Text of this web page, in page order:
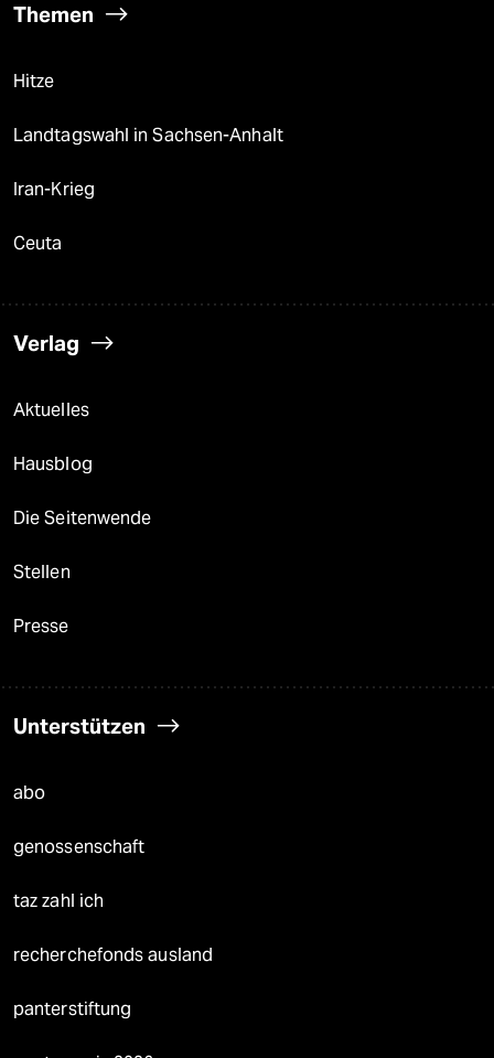
Themen
Hitze
Landtagswahl in Sachsen-Anhalt
Iran-Krieg
Ceuta
Verlag
Aktuelles
Hausblog
Die Seitenwende
Stellen
Presse
Unterstützen
abo
genossenschaft
taz zahl ich
recherchefonds ausland
panterstiftung